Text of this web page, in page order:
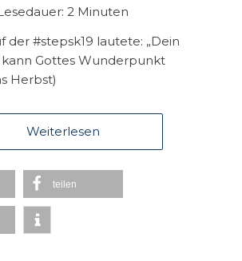
2 Minuten
der #stepsk19 lautete: „Dein
Gottes Wunderpunkt
Herbst)
Weiterlesen
teilen